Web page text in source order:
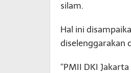
silam.
Hal ini
diselenggarakan
“PMII DKI